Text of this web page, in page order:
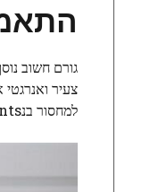
גורם חשוב
צעיר
למחסור בנutrients חיוניים, מה שעשוי להוביל לדאגות בריאותיות.